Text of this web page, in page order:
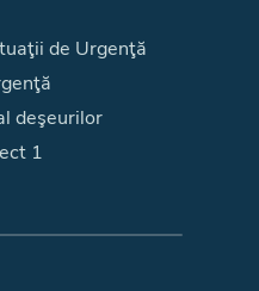
de Urgenţă
deşeurilor
1